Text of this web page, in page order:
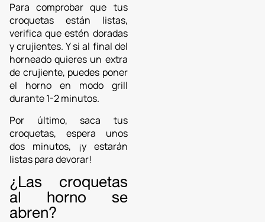
Para comprobar que tus
croquetas están listas,
verifica que estén doradas
y crujientes. Y si al final del
horneado quieres un extra
de crujiente, puedes poner
el horno en modo grill
durante 1-2 minutos.
Por último, saca tus
croquetas, espera unos
dos minutos, ¡y estarán
listas para devorar!
¿Las croquetas
al horno se
abren?